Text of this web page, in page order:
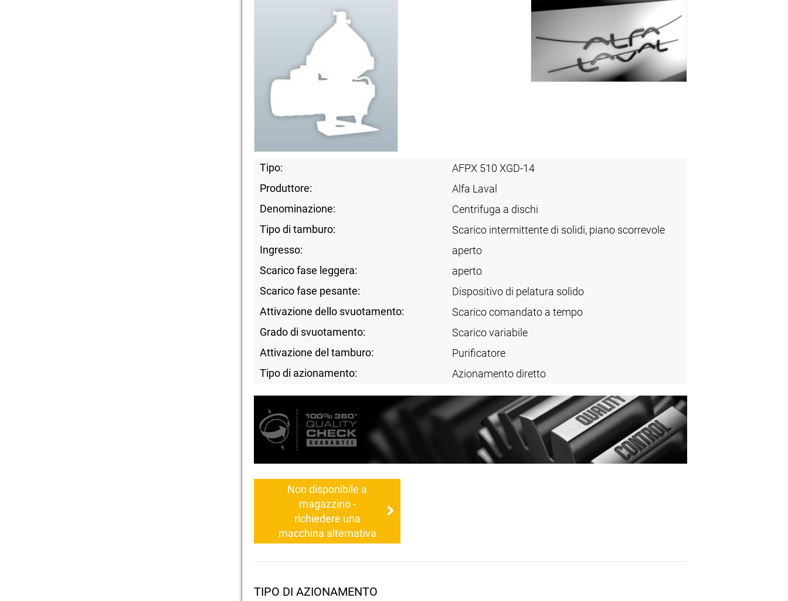
Tipo:
AFPX 510 XGD-14
Produttore:
Alfa Laval
Denominazione:
Centrifuga a dischi
Tipo di tamburo:
Scarico intermittente di solidi, piano scorrevole
Ingresso:
aperto
Scarico fase leggera:
aperto
Scarico fase pesante:
Dispositivo di pelatura solido
Attivazione dello svuotamento:
Scarico comandato a tempo
Grado di svuotamento:
Scarico variabile
Attivazione del tamburo:
Purificatore
Tipo di azionamento:
Azionamento diretto
Non disponibile a
magazzino -
richiedere una
macchina alternativa
TIPO DI AZIONAMENTO